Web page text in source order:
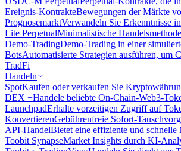
Ereignis-KontrakteBewegungen der Märkte
PrognosemarktVerwandeln Sie Erkenntnisse
Lite PerpetualMinimalistische
Demo-TradingDemo-Trading in einer
BotsAutomatisierte Strategien ausführen, um
TradFi
Handeln
SpotKaufen oder verkaufen Sie
DEX +Handele beliebte On-Chain-Web3-
LaunchpadErhalte vorzeitigen Zugriff auf
KonvertierenGebührenfreie Sofort-
API-HandelBietet eine effiziente und
Toobit SynapseMarket Insights durch KI-